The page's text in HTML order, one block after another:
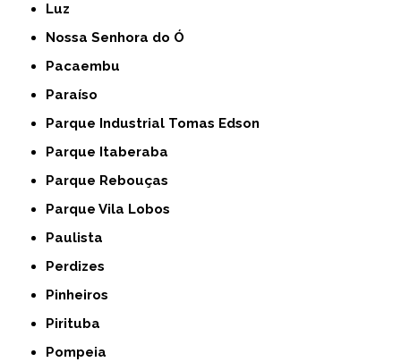
Luz
Nossa Senhora do Ó
Pacaembu
Paraíso
Parque Industrial Tomas Edson
Parque Itaberaba
Parque Rebouças
Parque Vila Lobos
Paulista
Perdizes
Pinheiros
Pirituba
Pompeia